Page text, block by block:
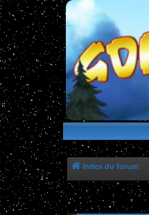
le site de la Lune Rouge
Index du forum